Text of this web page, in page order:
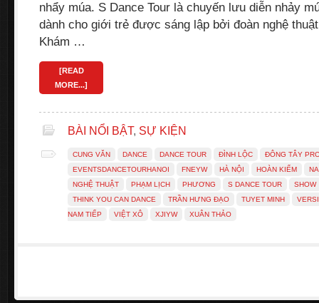
nhẩy múa. S Dance Tour là chuyến lưu diễn nhảy
dành cho giới trẻ được sáng lập bởi đoàn nghệ
Khám …
[READ
MORE...]
BÀI NỔI BẬT, SỰ KIỆN
CUNG VĂN DANCE DANCE TOUR ĐÌNH LỘC
ĐÔNG TÂY
EVENTSDANCETOURHANOI
FNEYW HÀ NỘI HOÀN KIẾM
NGHỆ THUẬT
PHẠM LỊCH PHƯƠNG S DANCE TOUR
SHOW
THINK YOU CAN DANCE
TRẦN HƯNG ĐẠO TUYET MINH
NAM TIẾP
VIỆT XÔ XJIYW XUÂN THẢO